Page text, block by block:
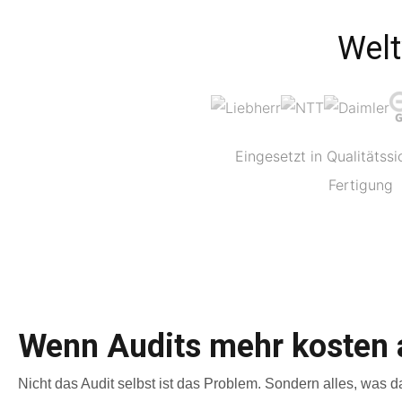
Eingesetzt in
Fertigung
Wenn Audits mehr kosten
Nicht das Audit selbst ist das Problem. Sondern alles, was